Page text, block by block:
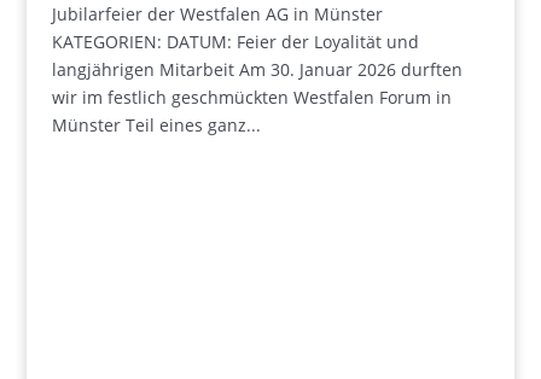
Jubilarfeier der Westfalen AG in Münster
KATEGORIEN: DATUM: Feier der Loyalität und
langjährigen Mitarbeit Am 30. Januar 2026 durften
wir im festlich geschmückten Westfalen Forum in
Münster Teil eines ganz...